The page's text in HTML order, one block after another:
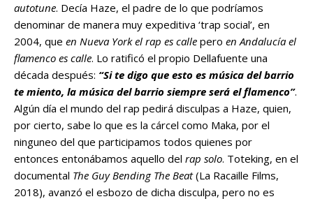
autotune. Decía Haze, el padre de lo que podríamos
denominar de manera muy expeditiva ‘trap social’, en
2004, que en Nueva York el rap es calle pero en Andalucía el
flamenco es calle. Lo ratificó el propio Dellafuente una
década después: “Si te digo que esto es música del barrio
te miento, la música del barrio siempre será el flamenco”.
Algún día el mundo del rap pedirá disculpas a Haze, quien,
por cierto, sabe lo que es la cárcel como Maka, por el
ninguneo del que participamos todos quienes por
entonces entonábamos aquello del rap solo. Toteking, en el
documental The Guy Bending The Beat(La Racaille Films,
2018), avanzó el esbozo de dicha disculpa, pero no es